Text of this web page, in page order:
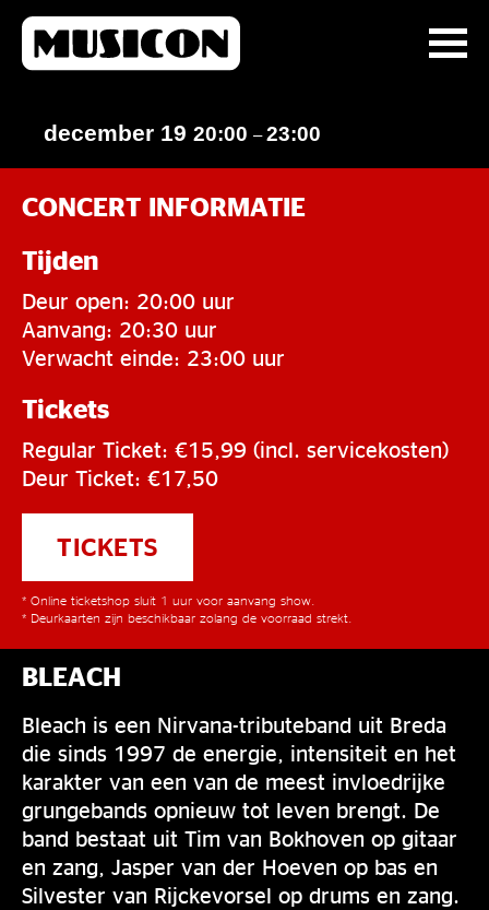
december 19 20:00 –23:00
CONCERT INFORMATIE
Tijden
Deur open: 20:00 uur
Aanvang: 20:30 uur
Verwacht einde: 23:00 uur
Tickets
Regular Ticket: €15,99 (incl. servicekosten)
Deur Ticket: €17,50
TICKETS
* Online ticketshop sluit 1 uur voor aanvang show.
* Deurkaarten zijn beschikbaar zolang de voorraad strekt.
BLEACH
Bleach is een Nirvana-tributeband uit Breda
die sinds 1997 de energie, intensiteit en het
karakter van een van de meest invloedrijke
grungebands opnieuw tot leven brengt. De
band bestaat uit Tim van Bokhoven op gitaar
en zang, Jasper van der Hoeven op bas en
Silvester van Rijckevorsel op drums en zang.